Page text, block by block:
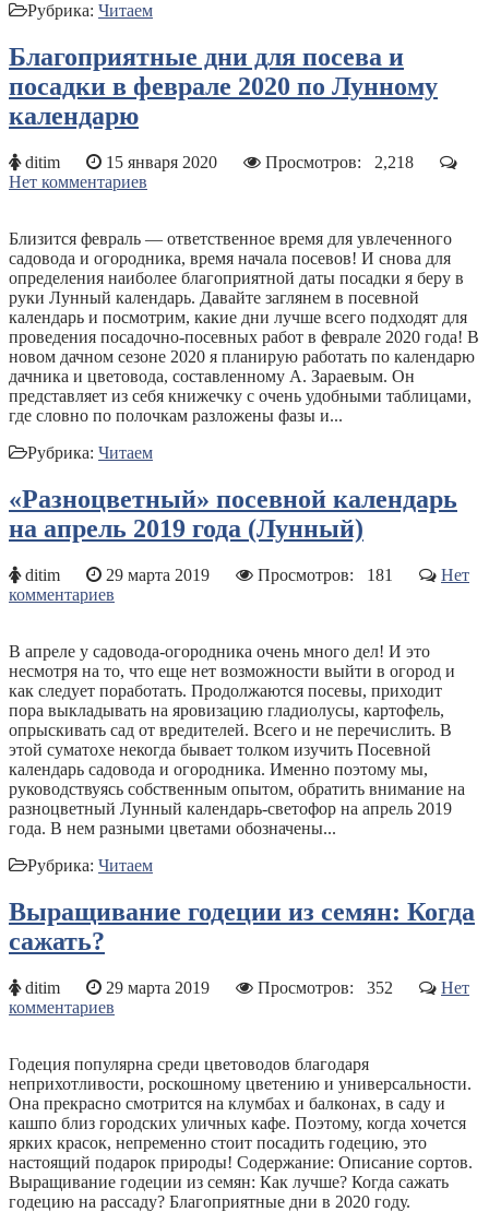
Рубрика: Читаем
Благоприятные дни для посева и
посадки в феврале 2020 по Лунному
календарю
ditim 15 января 2020 Просмотров: 2,218
Нет комментариев
Близится февраль — ответственное время для увлеченного
садовода и огородника, время начала посевов! И снова для
определения наиболее благоприятной даты посадки я беру в
руки Лунный календарь. Давайте заглянем в посевной
календарь и посмотрим, какие дни лучше всего подходят для
проведения посадочно-посевных работ в феврале 2020 года! В
новом дачном сезоне 2020 я планирую работать по календарю
дачника и цветовода, составленному А. Зараевым. Он
представляет из себя книжечку с очень удобными таблицами,
где словно по полочкам разложены фазы и...
Рубрика: Читаем
«Разноцветный» посевной календарь
на апрель 2019 года (Лунный)
ditim 29 марта 2019 Просмотров: 181
Нет
комментариев
В апреле у садовода-огородника очень много дел! И это
несмотря на то, что еще нет возможности выйти в огород и
как следует поработать. Продолжаются посевы, приходит
пора выкладывать на яровизацию гладиолусы, картофель,
опрыскивать сад от вредителей. Всего и не перечислить. В
этой суматохе некогда бывает толком изучить Посевной
календарь садовода и огородника. Именно поэтому мы,
руководствуясь собственным опытом, обратить внимание на
разноцветный Лунный календарь-светофор на апрель 2019
года. В нем разными цветами обозначены...
Рубрика: Читаем
Выращивание годеции из семян: Когда
сажать?
ditim 29 марта 2019 Просмотров: 352
Нет
комментариев
Годеция популярна среди цветоводов благодаря
неприхотливости, роскошному цветению и универсальности.
Она прекрасно смотрится на клумбах и балконах, в саду и
кашпо близ городских уличных кафе. Поэтому, когда хочется
ярких красок, непременно стоит посадить годецию, это
настоящий подарок природы! Содержание: Описание сортов.
Выращивание годеции из семян: Как лучше? Когда сажать
годецию на рассаду? Благоприятные дни в 2020 году.